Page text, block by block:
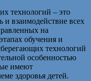
технологий – это
и взаимодействие всех
на
обучения и
технологий
особенностью
имеют
здоровья детей.